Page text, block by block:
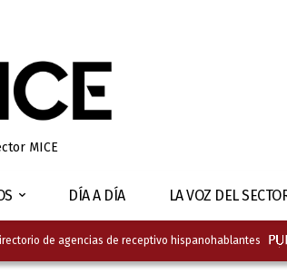
MICE
DÍA A DÍA LA VOZ DEL
de agencias de receptivo hispanohablantes